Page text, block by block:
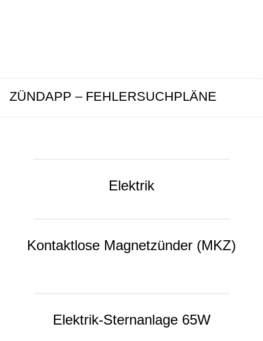
ZÜNDAPP – FEHLERSUCHPLÄNE
Elektrik
Kontaktlose Magnetzünder (MKZ)
Elektrik-Sternanlage 65W